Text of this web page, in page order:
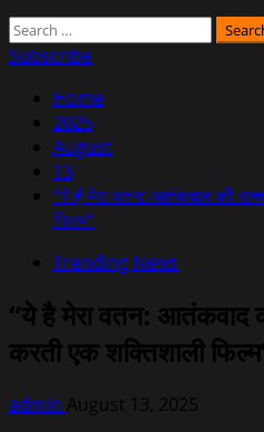
Search
for:
Subscribe
Home
2025
August
13
“ये है मेरा वतन: आतंकवाद की
फिल्म”
Trending News
“ये है मेरा वतन: आतंकवाद
करती एक शक्तिशाली
admin August 13, 2025